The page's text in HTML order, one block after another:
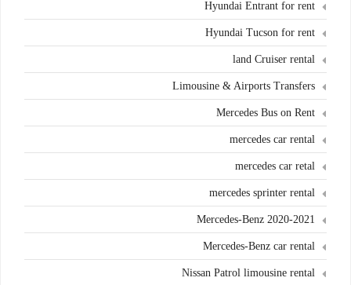
Hyundai Entrant for rent
Hyundai Tucson for rent
land Cruiser rental
Limousine & Airports Transfers
Mercedes Bus on Rent
mercedes car rental
mercedes car retal
mercedes sprinter rental
Mercedes-Benz 2020-2021
Mercedes-Benz car rental
Nissan Patrol limousine rental